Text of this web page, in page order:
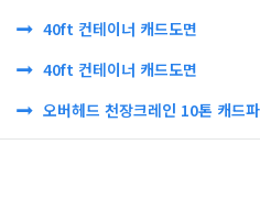
40ft 컨테이너 캐드도면
40ft 컨테이너 캐드도면
오버헤드 천장크레인 10톤 캐드